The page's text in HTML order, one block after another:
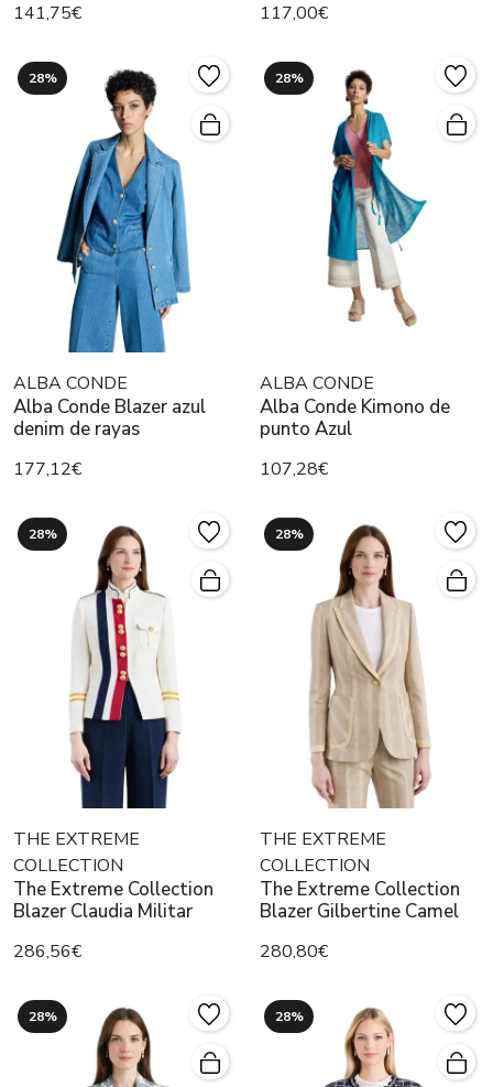
141,75€ 117,00€
28%
ALBA CONDE
Alba Conde Blazer azul
denim de rayas
177,12€
28%
ALBA CONDE
Alba Conde Kimono de
punto Azul
107,28€
28%
THE EXTREME
COLLECTION
The Extreme Collection
Blazer Claudia Militar
286,56€
28%
THE EXTREME
COLLECTION
The Extreme Collection
Blazer Gilbertine Camel
280,80€
28% 28%